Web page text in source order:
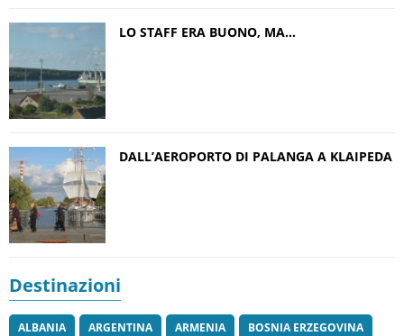
LO STAFF ERA BUONO, MA…
DALL’AEROPORTO DI PALANGA A KLAIPEDA
Destinazioni
ALBANIA ARGENTINA ARMENIA
BOSNIA ERZEGOVINA